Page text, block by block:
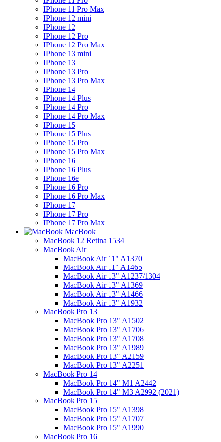
IPhone 11 Pro Max
IPhone 12 mini
IPhone 12
IPhone 12 Pro
IPhone 12 Pro Max
IPhone 13 mini
IPhone 13
IPhone 13 Pro
IPhone 13 Pro Max
IPhone 14
IPhone 14 Plus
IPhone 14 Pro
IPhone 14 Pro Max
IPhone 15
IPhone 15 Plus
IPhone 15 Pro
IPhone 15 Pro Max
IPhone 16
IPhone 16 Plus
IPhone 16e
IPhone 16 Pro
IPhone 16 Pro Max
IPhone 17
IPhone 17 Pro
IPhone 17 Pro Max
MacBook
MacBook 12 Retina 1534
MacBook Air
MacBook Air 11" A1370
MacBook Air 11" A1465
MacBook Air 13" A1237/1304
MacBook Air 13" A1369
MacBook Air 13" A1466
MacBook Air 13" A1932
MacBook Pro 13
MacBook Pro 13" A1502
MacBook Pro 13" A1706
MacBook Pro 13" A1708
MacBook Pro 13" A1989
MacBook Pro 13" A2159
MacBook Pro 13" A2251
MacBook Pro 14
MacBook Pro 14" M1 A2442
MacBook Pro 14" M3 A2992 (2021)
MacBook Pro 15
MacBook Pro 15" A1398
MacBook Pro 15" A1707
MacBook Pro 15" A1990
MacBook Pro 16